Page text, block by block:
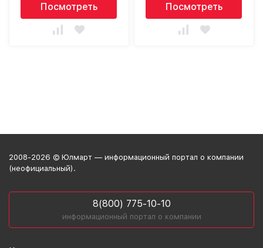
Посмотреть Посмотреть
2008-2026 © Юлмарт — информационный портал о компании
(неофициальный).
8(800) 775-10-10
информационный портал о компании